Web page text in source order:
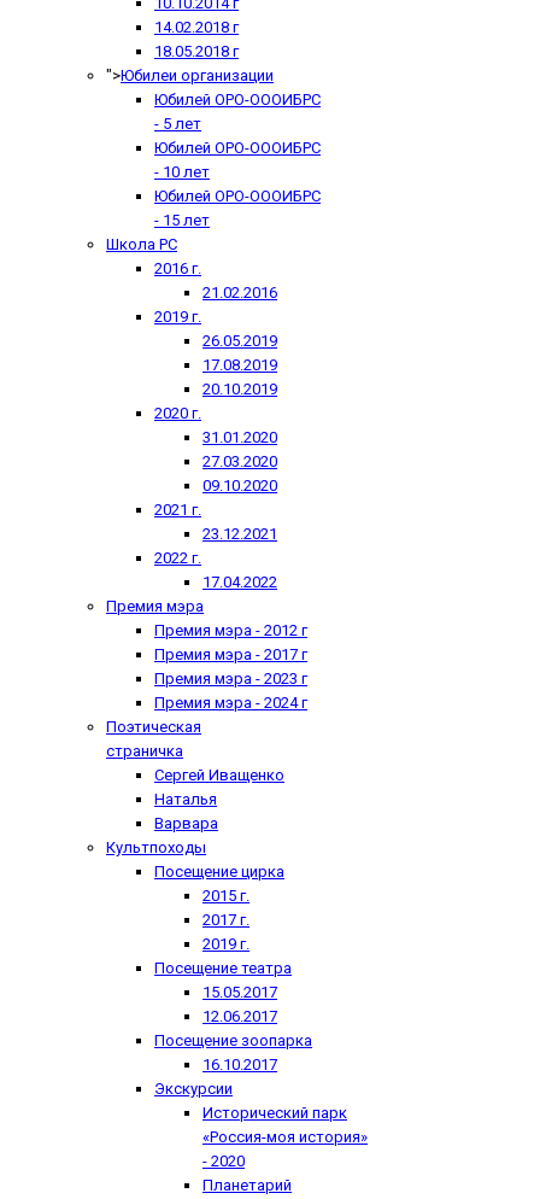
14.02.2018 г
18.05.2018 г
">Юбилеи организации
Юбилей ОРО-ОООИБРС
- 5 лет
Юбилей ОРО-ОООИБРС
- 10 лет
Юбилей ОРО-ОООИБРС
- 15 лет
Школа РС
2016 г.
21.02.2016
2019 г.
26.05.2019
17.08.2019
20.10.2019
2020 г.
31.01.2020
27.03.2020
09.10.2020
2021 г.
23.12.2021
2022 г.
17.04.2022
Премия мэра
Премия мэра - 2012 г
Премия мэра - 2017 г
Премия мэра - 2023 г
Премия мэра - 2024 г
Поэтическая
страничка
Сергей Иващенко
Наталья
Варвара
Культпоходы
Посещение цирка
2015 г.
2017 г.
2019 г.
Посещение театра
15.05.2017
12.06.2017
Посещение зоопарка
16.10.2017
Экскурсии
Исторический парк
«Россия-моя история»
- 2020
Планетарий